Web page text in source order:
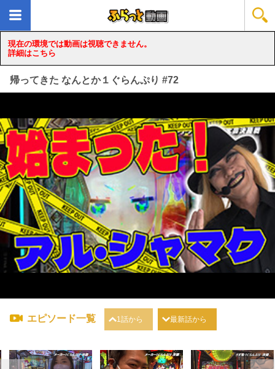
現在の環境では動画は視聴できません。
詳細はこちら
帰ってきた なんとか１ぐらんぷり #72
loading...
エピソード一覧 1話から 最新話から